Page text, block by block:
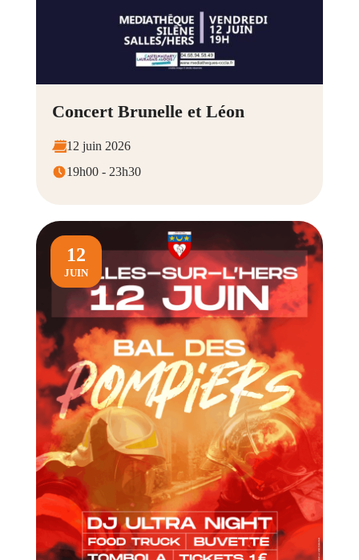
Concert Brunelle et Léon
12 juin 2026
19h00 - 23h30
12
JUIN